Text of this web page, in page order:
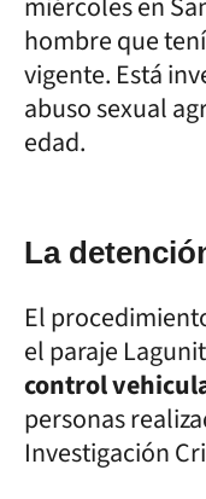
hombre que
vigente. Está
abuso sexual
edad.
La
El
el paraje
control
personas
Investigación